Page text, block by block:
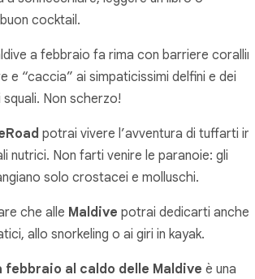
cocktail.
a febbraio fa rima con barriere
e “caccia” ai simpaticissimi delfini e dei
Non scherzo!
potrai vivere l’avventura di tuffarti in
nutrici. Non farti venire le paranoie: gli
solo crostacei e molluschi.
che alle Maldive potrai dedicarti anche
allo snorkeling o ai giri in kayak.
febbraio al caldo delle Maldive è una